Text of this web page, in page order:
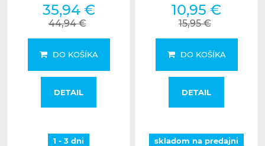
35,94 €
44,94 €
DO KOŠÍKA
DETAIL
1 - 3 dni
10,95 €
15,95 €
DO KOŠÍKA
DETAIL
skladom na predajni